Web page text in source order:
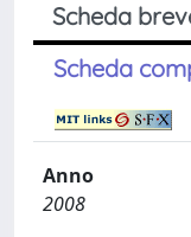
Scheda
Scheda
Anno
2008